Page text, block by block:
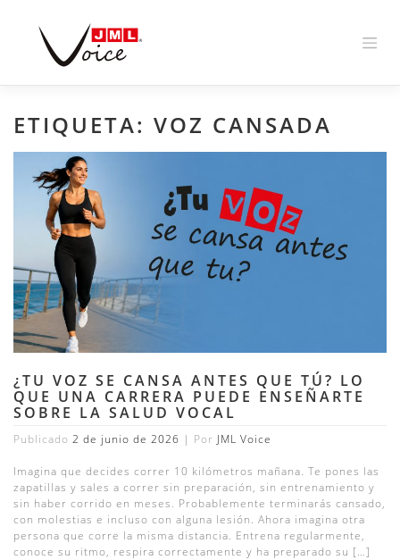
content
ETIQUETA: VOZ CANSADA
¿TU VOZ SE CANSA ANTES QUE TÚ? LO
QUE UNA CARRERA PUEDE ENSEÑARTE
SOBRE LA SALUD VOCAL
Publicado 2 de junio de 2026 | Por JML Voice
Imagina que decides correr 10 kilómetros mañana. Te pones las
zapatillas y sales a correr sin preparación, sin entrenamiento y
sin haber corrido en meses. Probablemente terminarás cansado,
con molestias e incluso con alguna lesión. Ahora imagina otra
persona que corre la misma distancia. Entrena regularmente,
conoce su ritmo, respira correctamente y ha preparado su […]